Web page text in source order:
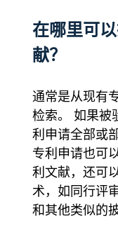
在哪里可
献？
通常是从现有
检索。 如果被
利申请全部或
专利申请也可
利文献，还可
术，如同行评
和其他类似的